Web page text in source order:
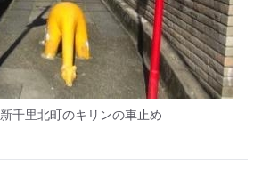
千里北町のキリンの車止め